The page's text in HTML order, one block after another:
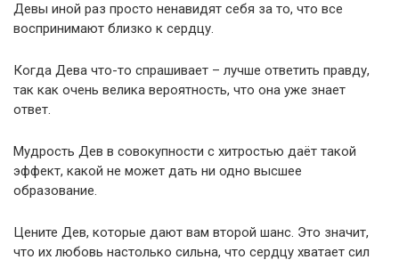
Девы иной раз просто ненавидят себя за то, что все
воспринимают близко к сердцу.
Когда Дева что-то спрашивает – лучше ответить правду,
так как очень велика вероятность, что она уже знает
ответ.
Мудрость Дев в совокупности с хитростью даёт такой
эффект, какой не может дать ни одно высшее
образование.
Цените Дев, которые дают вам второй шанс. Это значит,
что их любовь настолько сильна, что сердцу хватает сил